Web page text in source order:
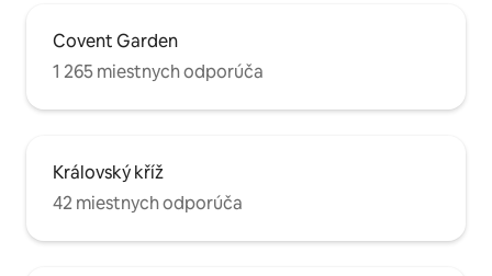
Covent Garden
1 265 miestnych odporúča
Královský kříž
42 miestnych odporúča